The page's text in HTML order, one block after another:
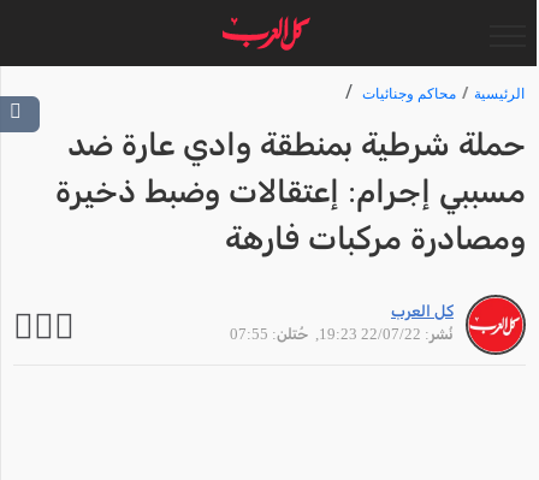
الرئيسية محاكم وجنائيات
حملة شرطية بمنطقة وادي عارة ضد
مسببي إجرام: إعتقالات وضبط ذخيرة
ومصادرة مركبات فارهة
كل العرب
نُشر: 22/07/22 19:23
, حُتلن: 07:55